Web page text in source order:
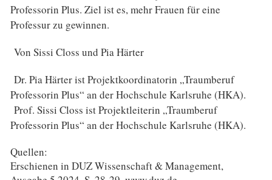
Professorin Plus. Ziel ist es, mehr Frauen für eine
Professur zu gewinnen.
Von Sissi Closs und Pia Härter
Dr. Pia Härter ist Projektkoordinatorin „Traumberuf
Professorin Plus“ an der Hochschule Karlsruhe (HKA).
Prof. Sissi Closs ist Projektleiterin „Traumberuf
Professorin Plus“ an der Hochschule Karlsruhe (HKA).
Quellen:
Erschienen in DUZ Wissenschaft & Management,